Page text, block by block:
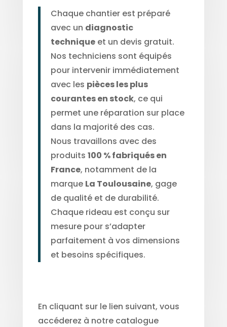
Chaque chantier est préparé
avec un diagnostic
technique et un devis gratuit.
Nos techniciens sont équipés
pour intervenir immédiatement
avec les pièces les plus
courantes en stock, ce qui
permet une réparation sur place
dans la majorité des cas.
Nous travaillons avec des
produits 100 % fabriqués en
France, notamment de la
marque La Toulousaine, gage
de qualité et de durabilité.
Chaque rideau est conçu sur
mesure pour s’adapter
parfaitement à vos dimensions
et besoins spécifiques.
En cliquant sur le lien suivant, vous
accéderez à notre catalogue